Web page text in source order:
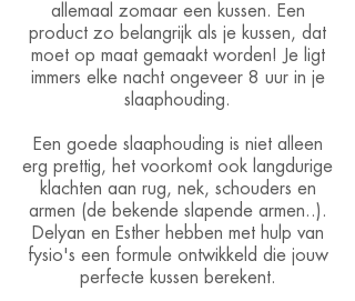
allemaal zomaar een kussen. Een
product zo belangrijk als je kussen, dat
moet op maat gemaakt worden! Je ligt
immers elke nacht ongeveer 8 uur in je
slaaphouding.
Een goede slaaphouding is niet alleen
erg prettig, het voorkomt ook langdurige
klachten aan rug, nek, schouders en
armen (de bekende slapende armen..).
Delyan en Esther hebben met hulp van
fysio's een formule ontwikkeld die jouw
perfecte kussen berekent.